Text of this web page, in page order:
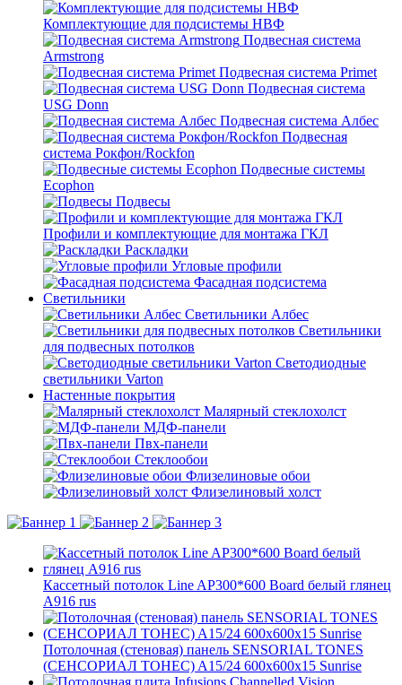
Комплектующие для подсистемы НВФ
Подвесная система
Armstrong
Подвесная система Primet
Подвесная система
USG Donn
Подвесная система Албес
Подвесная
система Рокфон/Rockfon
Подвесные системы
Ecophon
Подвесы
Профили и комплектующие для монтажа ГКЛ
Раскладки
Угловые профили
Фасадная подсистема
Светильники
Светильники Албес
Светильники
для подвесных потолков
Светодиодные
светильники Varton
Настенные покрытия
Малярный стеклохолст
МДФ-панели
Пвх-панели
Стеклообои
Флизелиновые обои
Флизелиновый холст
Кассетный потолок Line AP300*600 Board белый глянец
А916 rus
Потолочная (стеновая) панель SENSORIAL TONES
(СЕНСОРИАЛ ТОНЕС) A15/24 600x600x15 Sunrise